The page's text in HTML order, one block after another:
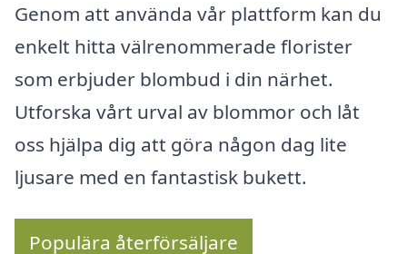
Genom att använda vår plattform kan du
enkelt hitta välrenommerade florister
som erbjuder blombud i din närhet.
Utforska vårt urval av blommor och låt
oss hjälpa dig att göra någon dag lite
ljusare med en fantastisk bukett.
Populära återförsäljare